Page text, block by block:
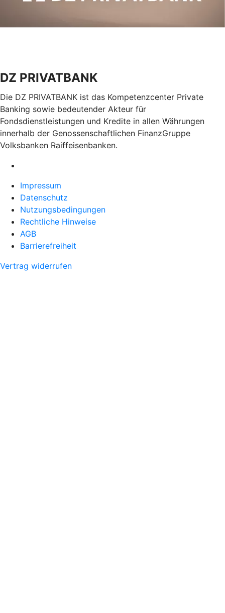
DZ PRIVATBANK
Die DZ PRIVATBANK ist das Kompetenzcenter Private
Banking sowie bedeutender Akteur für
Fondsdienstleistungen und Kredite in allen Währungen
innerhalb der Genossenschaftlichen FinanzGruppe
Volksbanken Raiffeisenbanken.
Impressum
Datenschutz
Nutzungsbedingungen
Rechtliche Hinweise
AGB
Barrierefreiheit
Vertrag widerrufen